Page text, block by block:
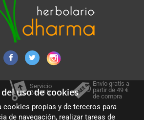
Servicio
24-48 h.
Envío gratis a
partir de 49 €
de compra
uso de cookies
cookies propias y de terceros para
de navegación, realizar tareas de